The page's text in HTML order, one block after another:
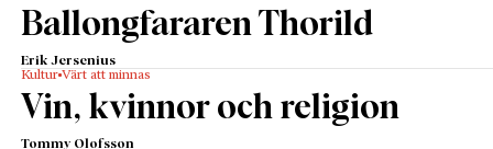
Ballongfararen Thorild
Erik Jersenius
Kultur Värt att minnas
Vin, kvinnor och religion
Tommy Olofsson